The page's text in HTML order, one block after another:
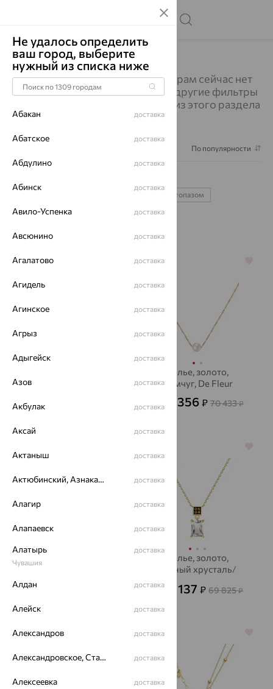
Главная Каталог Колье Колье
Изделий по выбранным фильтрам сейчас нет
в наличии. Вы можете выбрать другие фильтры
или посмотреть все украшения из этого раздела
По популярности
с топазом
с бриллиантом
64%
фианит, SOKOLOV
от 18 368
64%
Колье, золото,
жемчуг, De Fleur
25 356₽ 70 433₽
Колье, золото, микс с
полудрагоценными
Колье, золото,
горный хрусталь/
от 25 137₽ 69 825₽
64% 64%
Не удалось определить
ваш город, выберите
нужный из списка ниже
Абакан доставка
Абатское доставка
Абдулино доставка
Абинск доставка
Авило-Успенка доставка
Авсюнино доставка
Агалатово доставка
Агидель доставка
Агинское доставка
Агрыз доставка
Адыгейск доставка
Азов доставка
Акбулак доставка
Аксай доставка
Актаныш доставка
Актюбинский, Азнакаевский район доставка
Алагир доставка
Алапаевск доставка
Алатырь
Чувашия
доставка
Алдан доставка
Алейск доставка
Александров доставка
Александровское, Ставропольский край доставка
Алексеевка доставка